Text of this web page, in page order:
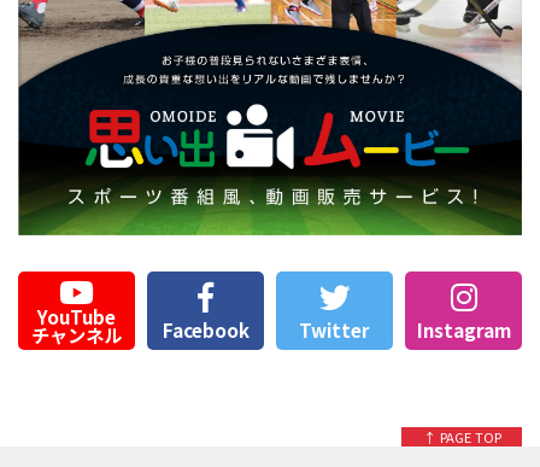
YouTube
チャンネル Facebook Twitter Instagram
↑ PAGE TOP